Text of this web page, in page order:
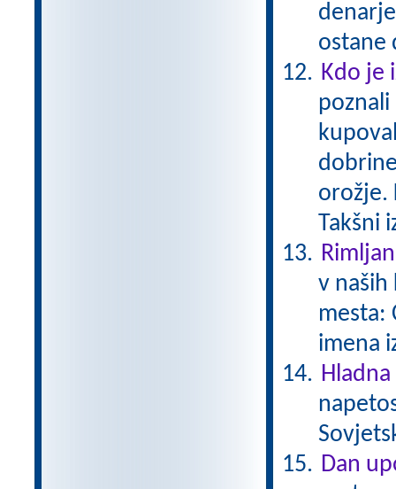
ostane
Kdo je
poznali
orožje.
Takšni
v naših
mesta:
imena
Dan